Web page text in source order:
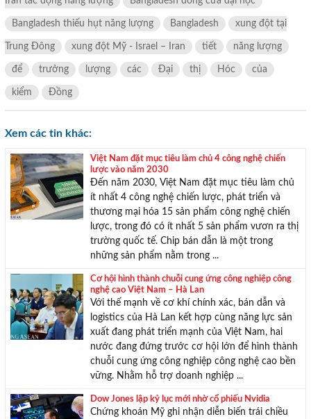
Bangladesh thiếu hụt năng lượng Bangladesh xung đột tại
Trung Đông xung đột Mỹ - Israel – Iran tiết năng lượng
để trưởng lượng các Đại thị Hóc của
kiểm Đồng
lược vào năm 2030
Đến năm 2030, Việt Nam đặt mục tiêu làm chủ
ít nhất 4 công nghệ chiến lược, phát triển và
thương mại hóa 15 sản phẩm công nghệ chiến
lược, trong đó có ít nhất 5 sản phẩm vươn ra thị
trường quốc tế. Chip bán dẫn là một trong
những sản phẩm nằm trong ...
Cơ hội hình thành chuỗi cung ứng công nghiệp công
nghệ cao Việt Nam – Hà Lan
Với thế mạnh về cơ khí chính xác, bán dẫn và
logistics của Hà Lan kết hợp cùng năng lực sản
xuất đang phát triển mạnh của Việt Nam, hai
nước đang đứng trước cơ hội lớn để hình thành
chuỗi cung ứng công nghiệp công nghệ cao bền
vững. Nhằm hỗ trợ doanh nghiệp ...
Dow Jones lập kỷ lục mới nhờ cổ phiếu Nvidia
Chứng khoán Mỹ ghi nhận diễn biến trái chiều
trong phiên 5/8 khi chỉ số Dow Jones tiếp tục